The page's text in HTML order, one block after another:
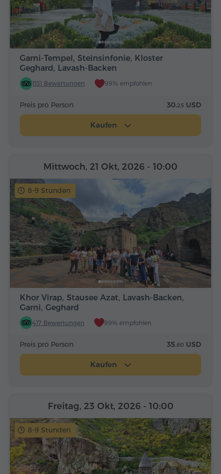
Garni-Tempel, Steinsinfonie, Kloster
Geghard, Lavash-Backen
1131 Bewertungen 99% empfohlen
Preis pro Person 30.25 USD
Kaufen
8-9 Stunden
Khor Virap, Stausee Azat, Lavash-Backen,
Garni, Geghard
417 Bewertungen 99% empfohlen
Mittwoch, 21 Okt, 2026 - 10:00
Preis pro Person 35.80 USD
Kaufen
8-9 Stunden
Freitag, 23 Okt, 2026 - 10:00